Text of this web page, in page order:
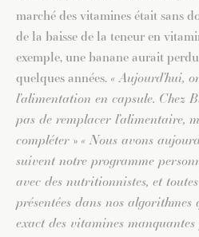
marché des vitamines était sans
de la baisse de la teneur en
exemple, une banane aurait
quelques années. « Aujourd’hui,
l’alimentation en capsule. Chez
pas de remplacer l’alimentaire,
compléter » « Nous avons
suivent notre programme
avec des nutritionnistes, et
présentées dans nos
exact des vitamines